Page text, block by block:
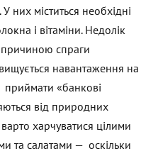
них міститься необхідні
і вітаміни. Недолік
причиною спраги
навантаження на
приймати «банкові
від природних
харчуватися цілими
та салатами — оскільки